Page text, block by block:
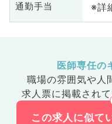
通勤手当 ※詳
医師専任の
職場の雰囲気や人
求人票に掲載され
この求人に似て